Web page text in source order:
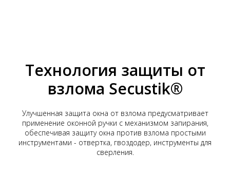
Технология защиты от
взлома Secustik®
Улучшенная защита окна от взлома предусматривает
применение оконной ручки с механизмом запирания,
обеспечивая защиту окна против взлома простыми
инструментами - отвертка, гвоздодер, инструменты для
сверления.